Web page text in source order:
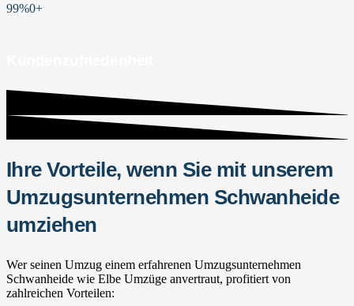
99%0+
Ihre Vorteile, wenn Sie mit unserem
Umzugsunternehmen Schwanheide
umziehen
Wer seinen Umzug einem erfahrenen Umzugsunternehmen
Schwanheide wie Elbe Umzüge anvertraut, profitiert von
zahlreichen Vorteilen: